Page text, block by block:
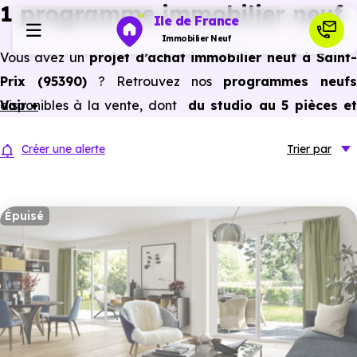
Ile de France
Immobilier Neuf
Programmes neufs
Habiter
Actualités
Ressources
Financer
1 programme immobilier neuf
Vous avez unprojet d’achat immobilier neuf à Saint-
Prix (95390) ? Retrouvez nos programmes neufs
disponibles à la vente, dont
du studio au 5 pièces et
avantages du neuf :
PTZ, TVA réduitedans certains cas,
frais de notaire réduits, bonnes performances
énergétiques, garanties constructeur, etc.
Voir +
Créer une alerte Trier par
Épuisé